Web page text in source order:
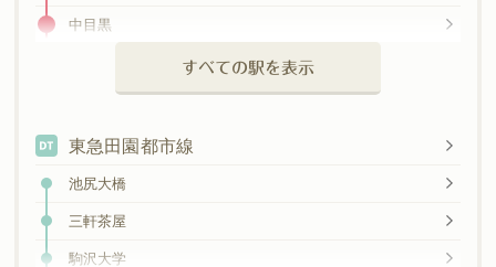
中目黒
学芸大学
都立大学
自由が丘
田園調布
多摩川
すべての駅を表示
東急田園都市線
池尻大橋
三軒茶屋
駒沢大学